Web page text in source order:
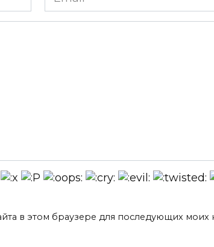
*
в этом браузере для последующих моих